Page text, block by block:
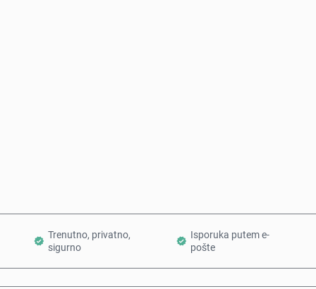
Trenutno, privatno,
sigurno
Isporuka putem e-
pošte